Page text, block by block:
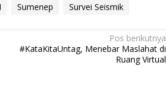
Sumenep Survei Seismik
Pos berikutnya
#KataKitaUntag, Menebar Maslahat di
Ruang Virtual